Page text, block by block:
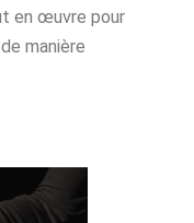
en œuvre pour
manière